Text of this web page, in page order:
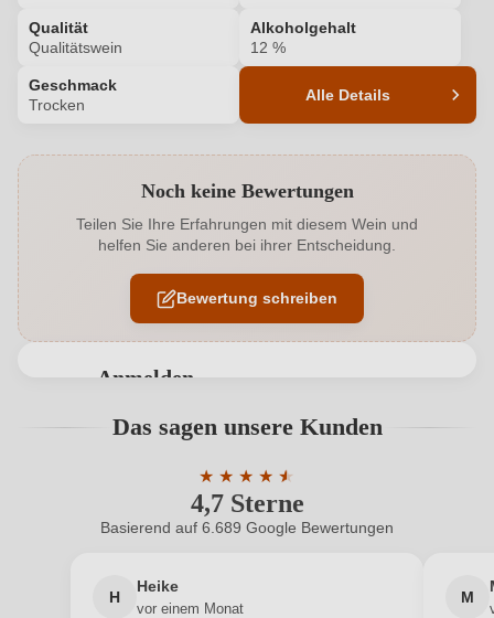
Qualität
Qualitätswein
Alkoholgehalt
12 %
Geschmack
Trocken
Alle Details
Alkoholgehalt in % 12 %
Allergene Enthält Sulfite
Ausbau Edelstahltank
Noch keine Bewertungen
Teilen Sie Ihre Erfahrungen mit diesem Wein und
helfen Sie anderen bei ihrer Entscheidung.
Bewertung schreiben
Anmelden
Benutzern abgegeben werden. Bitte loggen Sie sich
Neuer Kunde? Neuer Kunde?
Ihre E-Mail-Adresse
Das sagen unsere Kunden
4,7 Sterne
★ ★ ★ ★ ★
★
Durchschnittliche Bewertung von 4.7
Basierend auf 6.689 Google Bewertungen
H
Heike
vor einem Monat
M